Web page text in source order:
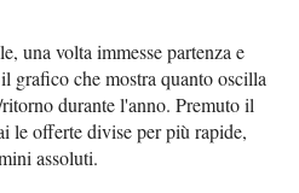
una volta immesse partenza e
grafico che mostra quanto oscilla
durante l'anno. Premuto il
le offerte divise per più rapide,
assoluti.